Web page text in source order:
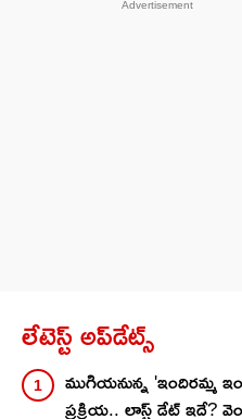
లేటెస్ట్ అప్‌డేట్స్
ముగియనున్న 'ఇందిరమ్మ
ప్రక్రియ.. లాస్ట్ డేట్ ఇదే?